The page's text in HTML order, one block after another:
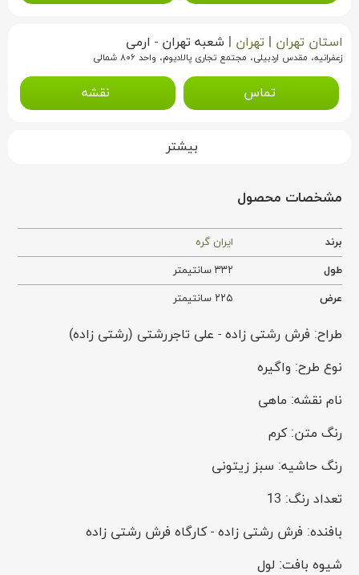
استان تهران | تهران | شعبه تهران - ارمی
زعفرانیه، مقدس اردبیلی، مجتمع تجاری پالادیوم، واحد ۸۰۶ شمالی
تماس نقشه
بیشتر
مشخصات محصول
برند
ایران گره
طول
۳۳۲ سانتیمتر
عرض
۲۲۵ سانتیمتر
طراح: فرش رشتی زاده - علی تاجررشتی (رشتی زاده)
نوع طرح: واگیره
نام نقشه: ماهی
رنگ متن: کرم
رنگ حاشیه: سبز زیتونی
تعداد رنگ: 13
بافنده: فرش رشتی زاده - کارگاه فرش رشتی زاده
شیوه بافت: لول